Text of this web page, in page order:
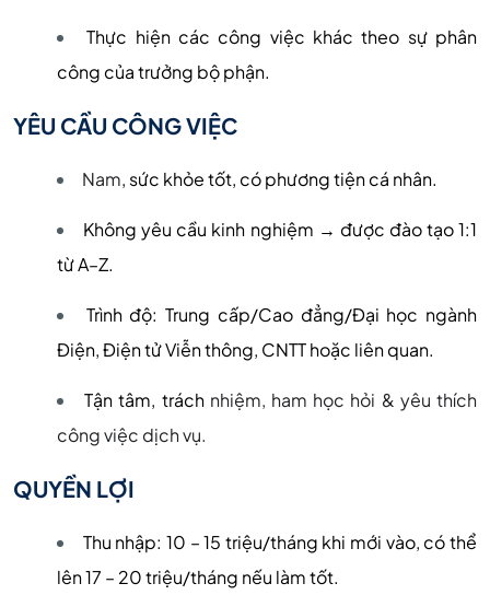
Thực hiện các công việc khác theo sự phân
công của trưởng bộ phận.
YÊU CẦU CÔNG VIỆC
Nam, sức khỏe tốt, có phương tiện cá nhân.
Không yêu cầu kinh nghiệm → được đào tạo 1:1
từ A–Z.
Trình độ: Trung cấp/Cao đẳng/Đại học ngành
Điện, Điện tử Viễn thông, CNTT hoặc liên quan.
Tận tâm, tráchnhiệm, ham học hỏi & yêu thích
công việc dịch vụ.
QUYỀN LỢI
Thu nhập: 10 – 15 triệu/tháng khi mới vào, có thể
lên 17 – 20 triệu/tháng nếu làm tốt.